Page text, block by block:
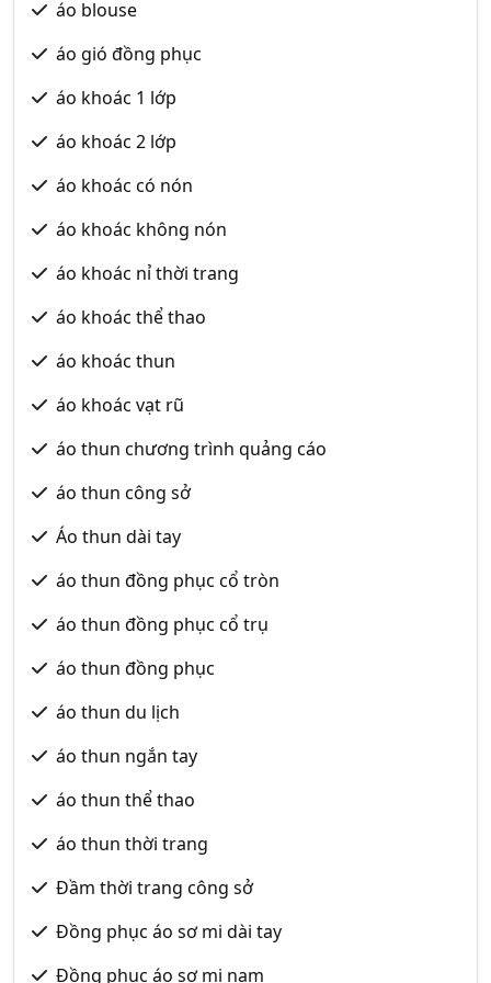
áo blouse
áo gió đồng phục
áo khoác 1 lớp
áo khoác 2 lớp
áo khoác có nón
áo khoác không nón
áo khoác nỉ thời trang
áo khoác thể thao
áo khoác thun
áo khoác vạt rũ
áo thun chương trình quảng cáo
áo thun công sở
Áo thun dài tay
áo thun đồng phục cổ tròn
áo thun đồng phục cổ trụ
áo thun đồng phục
áo thun du lịch
áo thun ngắn tay
áo thun thể thao
áo thun thời trang
Đầm thời trang công sở
Đồng phục áo sơ mi dài tay
Đồng phục áo sơ mi nam